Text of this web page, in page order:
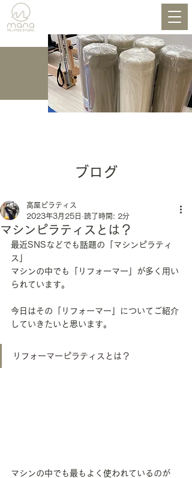
ブログ
マシンピラティスとは？
高屋ピラティス
2023年3月25日 読了時間: 2分
最近SNSなどでも話題の「マシンピラティ
ス」
マシンの中でも「リフォーマー」が多く用い
られています。
今日はその「リフォーマー」についてご紹介
していきたいと思います。
リフォーマーピラティスとは？
マシンの中でも最もよく使われているのが